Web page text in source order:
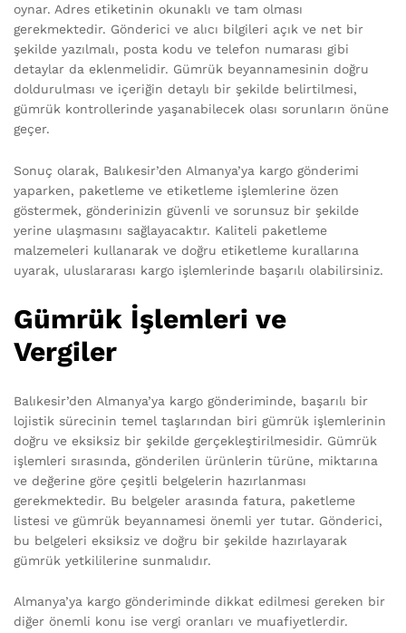
oynar. Adres etiketinin okunaklı ve tam olması
gerekmektedir. Gönderici ve alıcı bilgileri açık ve net bir
şekilde yazılmalı, posta kodu ve telefon numarası gibi
detaylar da eklenmelidir. Gümrük beyannamesinin doğru
doldurulması ve içeriğin detaylı bir şekilde belirtilmesi,
gümrük kontrollerinde yaşanabilecek olası sorunların önüne
geçer.
Sonuç olarak, Balıkesir’den Almanya’ya kargo gönderimi
yaparken, paketleme ve etiketleme işlemlerine özen
göstermek, gönderinizin güvenli ve sorunsuz bir şekilde
yerine ulaşmasını sağlayacaktır. Kaliteli paketleme
malzemeleri kullanarak ve doğru etiketleme kurallarına
uyarak, uluslararası kargo işlemlerinde başarılı olabilirsiniz.
Gümrük İşlemleri ve
Vergiler
Balıkesir’den Almanya’ya kargo gönderiminde, başarılı bir
lojistik sürecinin temel taşlarından biri gümrük işlemlerinin
doğru ve eksiksiz bir şekilde gerçekleştirilmesidir. Gümrük
işlemleri sırasında, gönderilen ürünlerin türüne, miktarına
ve değerine göre çeşitli belgelerin hazırlanması
gerekmektedir. Bu belgeler arasında fatura, paketleme
listesi ve gümrük beyannamesi önemli yer tutar. Gönderici,
bu belgeleri eksiksiz ve doğru bir şekilde hazırlayarak
gümrük yetkililerine sunmalıdır.
Almanya’ya kargo gönderiminde dikkat edilmesi gereken bir
diğer önemli konu ise vergi oranları ve muafiyetlerdir.